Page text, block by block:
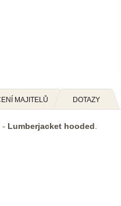
MAJITELŮ DOTAZY
- Lumberjacket hooded